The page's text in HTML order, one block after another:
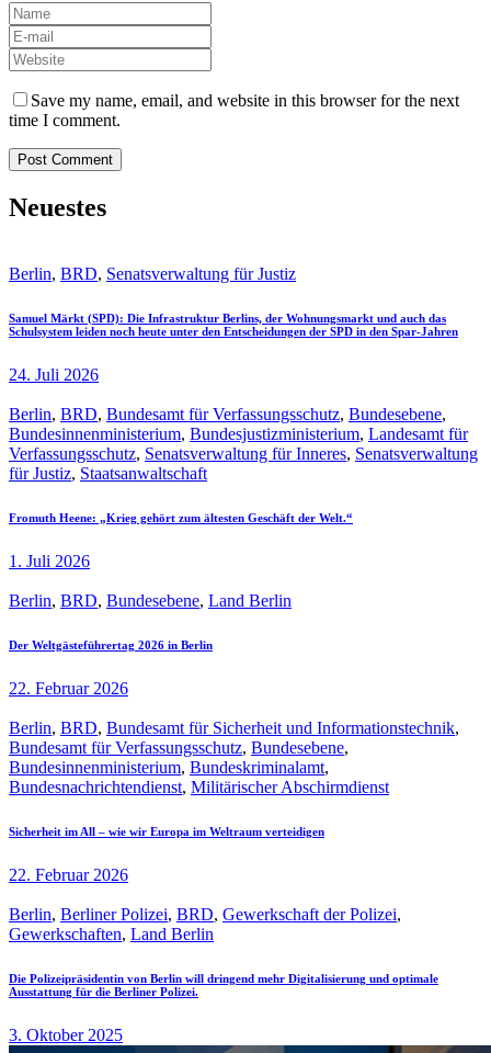
Save my name, email, and website in this browser for the next
time I comment.
Neuestes
Berlin, BRD, Senatsverwaltung für Justiz
Samuel Märkt (SPD): Die Infrastruktur Berlins, der Wohnungsmarkt und auch das
Schulsystem leiden noch heute unter den Entscheidungen der SPD in den Spar-Jahren
24. Juli 2026
Berlin, BRD, Bundesamt für Verfassungsschutz, Bundesebene,
Bundesinnenministerium, Bundesjustizministerium, Landesamt für
Verfassungsschutz, Senatsverwaltung für Inneres, Senatsverwaltung
für Justiz, Staatsanwaltschaft
Fromuth Heene: „Krieg gehört zum ältesten Geschäft der Welt.“
1. Juli 2026
Berlin, BRD, Bundesebene, Land Berlin
Der Weltgästeführertag 2026 in Berlin
22. Februar 2026
Berlin, BRD, Bundesamt für Sicherheit und Informationstechnik,
Bundesamt für Verfassungsschutz, Bundesebene,
Bundesinnenministerium, Bundeskriminalamt,
Bundesnachrichtendienst, Militärischer Abschirmdienst
Sicherheit im All – wie wir Europa im Weltraum verteidigen
22. Februar 2026
Berlin, Berliner Polizei, BRD, Gewerkschaft der Polizei,
Gewerkschaften, Land Berlin
Die Polizeipräsidentin von Berlin will dringend mehr Digitalisierung und optimale
Ausstattung für die Berliner Polizei.
3. Oktober 2025